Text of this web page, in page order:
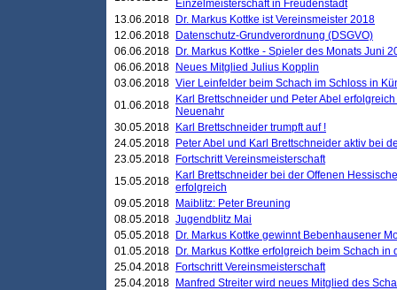
Einzelmeisterschaft in Freudenstadt
13.06.2018
Dr. Markus Kottke ist Vereinsmeister 2018
12.06.2018
Datenschutz-Grundverordnung (DSGVO)
06.06.2018
Dr. Markus Kottke - Spieler des Monats Juni
06.06.2018
Neues Mitglied Julius Kopplin
03.06.2018 Vier Leinfelder beim Schach im Schloss in
01.06.2018
Karl Brettschneider und Peter Abel
Neuenahr
30.05.2018
Karl Brettschneider trumpft auf !
24.05.2018
Peter Abel und Karl Brettschneider aktiv bei
23.05.2018
Fortschritt Vereinsmeisterschaft
15.05.2018
Karl Brettschneider bei der Offenen
erfolgreich
09.05.2018
Maiblitz: Peter Breuning
08.05.2018 Jugendblitz Mai
05.05.2018
Dr. Markus Kottke gewinnt Bebenhausener
01.05.2018
Dr. Markus Kottke erfolgreich beim Schach
25.04.2018
Fortschritt Vereinsmeisterschaft
25.04.2018
Manfred Streiter wird neues Mitglied des